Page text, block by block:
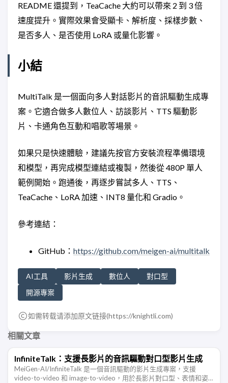
README 還提到，TeaCache 大約可以帶來 2 到 3 倍
速度提升。實際效果會受顯卡、解析度、採樣步數、
是否多人、是否使用 LoRA 或量化影響。
小結
MultiTalk 是一個面向多人對話影片的音訊驅動生成專
案。它適合做多人數位人、訪談影片、TTS 驅動影
片、卡通角色互動和唱歌等場景。
如果只是快速體驗，建議先按官方安裝流程準備環境
和模型，再完成模型連結或複製，然後從 480P 單人
範例開始。跑通後，再逐步嘗試多人、TTS、
TeaCache、LoRA 加速、INT8 量化和 Gradio。
參考連結：
GitHub： https://github.com/meigen-ai/multitalk
AI工具 影片生成 數位人
對口型
開源專案
如需转载请添加原文链接(https://knightli.com)
相關文章
InfiniteTalk：支援長影片的音訊驅動對口型影片生成
MeiGen-AI/InfiniteTalk 是一個音訊驅動的影片生成專案，支援
video-to-video 和 image-to-video，用於長影片對口型、表情和姿